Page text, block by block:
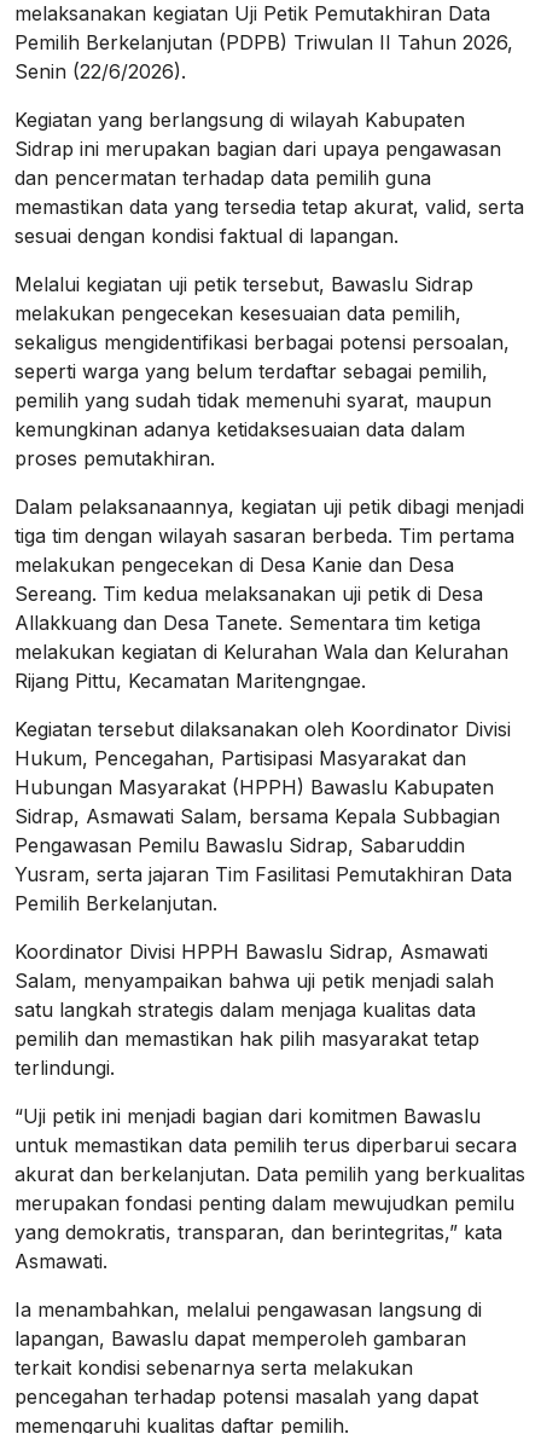
melaksanakan kegiatan Uji Petik Pemutakhiran Data
Pemilih Berkelanjutan (PDPB) Triwulan II Tahun 2026,
Senin (22/6/2026).
Kegiatan yang berlangsung di wilayah Kabupaten
Sidrap ini merupakan bagian dari upaya pengawasan
dan pencermatan terhadap data pemilih guna
memastikan data yang tersedia tetap akurat, valid, serta
sesuai dengan kondisi faktual di lapangan.
Melalui kegiatan uji petik tersebut, Bawaslu Sidrap
melakukan pengecekan kesesuaian data pemilih,
sekaligus mengidentifikasi berbagai potensi persoalan,
seperti warga yang belum terdaftar sebagai pemilih,
pemilih yang sudah tidak memenuhi syarat, maupun
kemungkinan adanya ketidaksesuaian data dalam
proses pemutakhiran.
Dalam pelaksanaannya, kegiatan uji petik dibagi menjadi
tiga tim dengan wilayah sasaran berbeda. Tim pertama
melakukan pengecekan di Desa Kanie dan Desa
Sereang. Tim kedua melaksanakan uji petik di Desa
Allakkuang dan Desa Tanete. Sementara tim ketiga
melakukan kegiatan di Kelurahan Wala dan Kelurahan
Rijang Pittu, Kecamatan Maritengngae.
Kegiatan tersebut dilaksanakan oleh Koordinator Divisi
Hukum, Pencegahan, Partisipasi Masyarakat dan
Hubungan Masyarakat (HPPH) Bawaslu Kabupaten
Sidrap, Asmawati Salam, bersama Kepala Subbagian
Pengawasan Pemilu Bawaslu Sidrap, Sabaruddin
Yusram, serta jajaran Tim Fasilitasi Pemutakhiran Data
Pemilih Berkelanjutan.
Koordinator Divisi HPPH Bawaslu Sidrap, Asmawati
Salam, menyampaikan bahwa uji petik menjadi salah
satu langkah strategis dalam menjaga kualitas data
pemilih dan memastikan hak pilih masyarakat tetap
terlindungi.
“Uji petik ini menjadi bagian dari komitmen Bawaslu
untuk memastikan data pemilih terus diperbarui secara
akurat dan berkelanjutan. Data pemilih yang berkualitas
merupakan fondasi penting dalam mewujudkan pemilu
yang demokratis, transparan, dan berintegritas,” kata
Asmawati.
Ia menambahkan, melalui pengawasan langsung di
lapangan, Bawaslu dapat memperoleh gambaran
terkait kondisi sebenarnya serta melakukan
pencegahan terhadap potensi masalah yang dapat
memengaruhi kualitas daftar pemilih.